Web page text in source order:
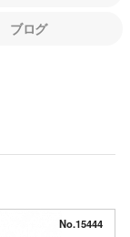
ブログ
No.15444